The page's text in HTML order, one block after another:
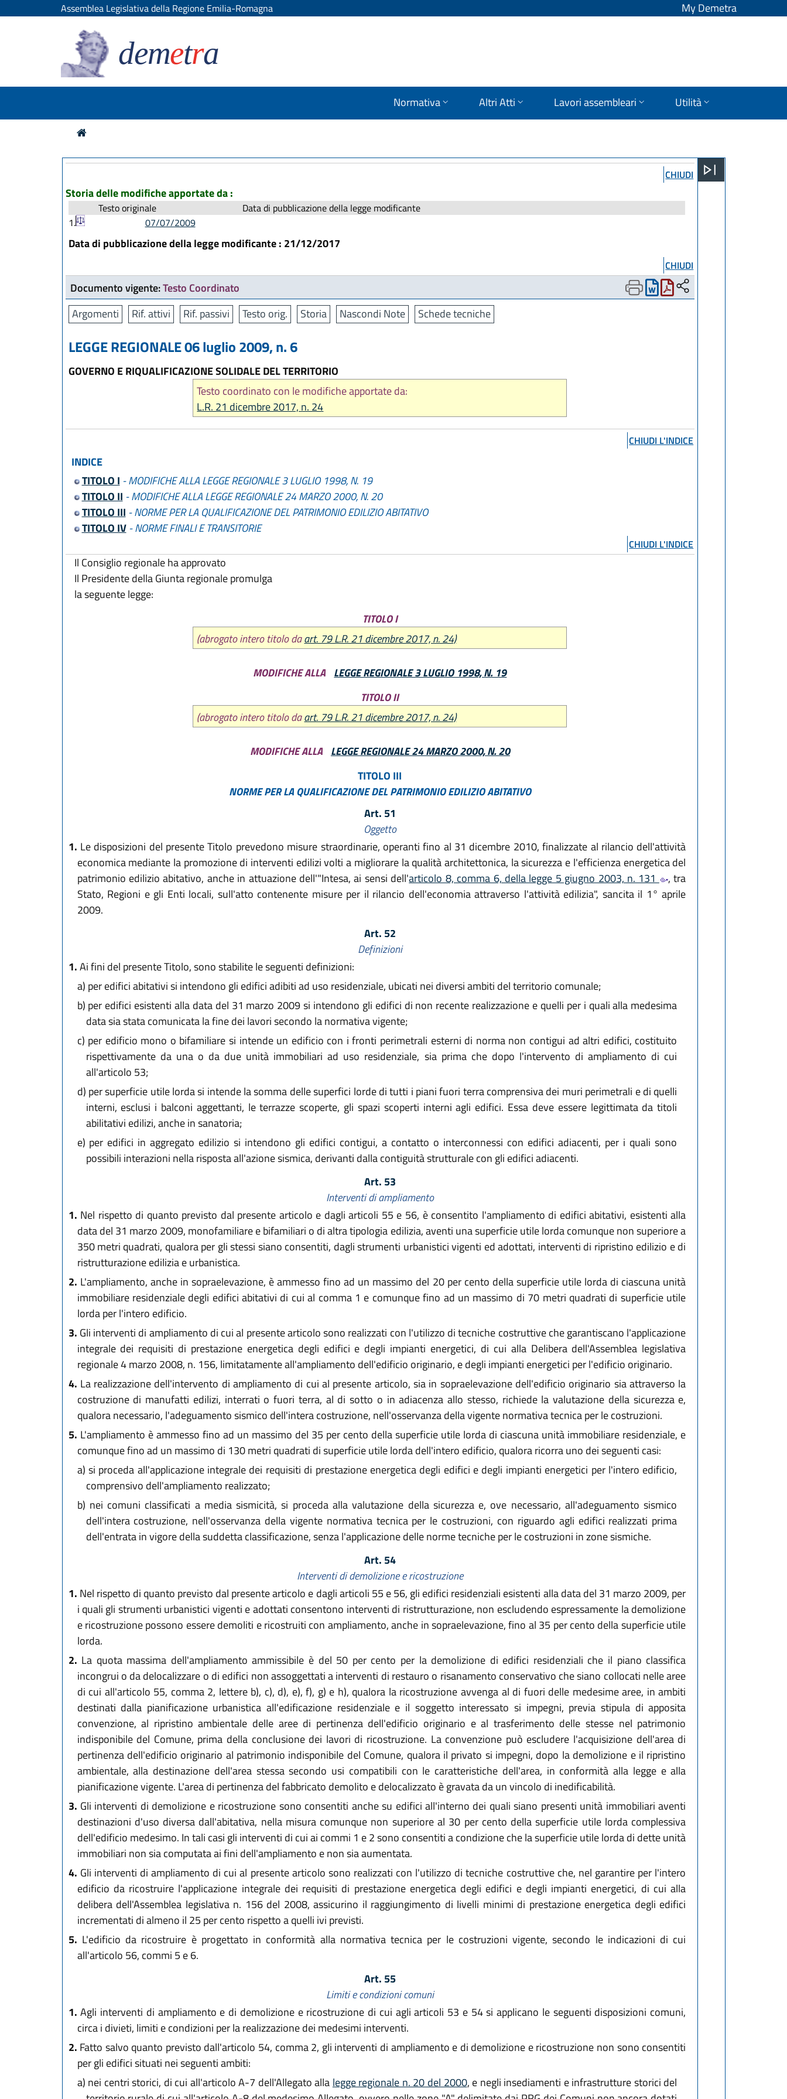
Assemblea Legislativa della Regione Emilia-Romagna My Demetra
demetra
Normativa Altri Atti Lavori assembleari Utilità
CHIUDI
Storia delle modifiche apportate da :
Testo originale
Data di pubblicazione della legge modificante
1.
07/07/2009
Data di pubblicazione della legge modificante : 21/12/2017
CHIUDI
Documento vigente:Testo Coordinato
Argomenti
Rif. attivi Rif. passivi Testo orig. Storia Nascondi Note Schede tecniche
LEGGE REGIONALE 06 luglio 2009, n. 6
GOVERNO E RIQUALIFICAZIONE SOLIDALE DEL TERRITORIO
Testo coordinato con le modifiche apportate da:
L.R. 21 dicembre 2017, n. 24
CHIUDI L'INDICE
INDICE
TITOLO I - MODIFICHE ALLA LEGGE REGIONALE 3 LUGLIO 1998, N. 19
TITOLO II - MODIFICHE ALLA LEGGE REGIONALE 24 MARZO 2000, N. 20
TITOLO III - NORME PER LA QUALIFICAZIONE DEL PATRIMONIO EDILIZIO ABITATIVO
TITOLO IV- NORME FINALI E TRANSITORIE
CHIUDI L'INDICE
Il Consiglio regionale ha approvato
Il Presidente della Giunta regionale promulga
la seguente legge:
TITOLO I
(abrogato intero titolo daart. 79 L.R. 21 dicembre 2017, n. 24)
MODIFICHE ALLA LEGGE REGIONALE 3 LUGLIO 1998, N. 19
TITOLO II
(abrogato intero titolo daart. 79 L.R. 21 dicembre 2017, n. 24)
MODIFICHE ALLA LEGGE REGIONALE 24 MARZO 2000, N. 20
TITOLO III
NORME PER LA QUALIFICAZIONE DEL PATRIMONIO EDILIZIO ABITATIVO
Art. 51
Oggetto
1. Le disposizioni del presente Titolo prevedono misure straordinarie, operanti fino al 31 dicembre 2010, finalizzate al rilancio dell'attività
economica mediante la promozione di interventi edilizi volti a migliorare la qualità architettonica, la sicurezza e l'efficienza energetica del
patrimonio edilizio abitativo, anche in attuazione dell'"Intesa, ai sensi dell'articolo 8, comma 6, della legge 5 giugno 2003, n. 131
, tra
Stato, Regioni e gli Enti locali, sull'atto contenente misure per il rilancio dell'economia attraverso l'attività edilizia", sancita il 1° aprile
2009.
Art. 52
Definizioni
1.Ai fini del presente Titolo, sono stabilite le seguenti definizioni:
a) per edifici abitativi si intendono gli edifici adibiti ad uso residenziale, ubicati nei diversi ambiti del territorio comunale;
b) per edifici esistenti alla data del 31 marzo 2009 si intendono gli edifici di non recente realizzazione e quelli per i quali alla medesima
data sia stata comunicata la fine dei lavori secondo la normativa vigente;
c) per edificio mono o bifamiliare si intende un edificio con i fronti perimetrali esterni di norma non contigui ad altri edifici, costituito
rispettivamente da una o da due unità immobiliari ad uso residenziale, sia prima che dopo l'intervento di ampliamento di cui
all'articolo 53;
d) per superficie utile lorda si intende la somma delle superfici lorde di tutti i piani fuori terra comprensiva dei muri perimetrali e di quelli
interni, esclusi i balconi aggettanti, le terrazze scoperte, gli spazi scoperti interni agli edifici. Essa deve essere legittimata da titoli
abilitativi edilizi, anche in sanatoria;
e) per edifici in aggregato edilizio si intendono gli edifici contigui, a contatto o interconnessi con edifici adiacenti, per i quali sono
possibili interazioni nella risposta all'azione sismica, derivanti dalla contiguità strutturale con gli edifici adiacenti.
Art. 53
Interventi di ampliamento
1. Nel rispetto di quanto previsto dal presente articolo e dagli articoli 55 e 56, è consentito l'ampliamento di edifici abitativi, esistenti alla
data del 31 marzo 2009, monofamiliare e bifamiliari o di altra tipologia edilizia, aventi una superficie utile lorda comunque non superiore a
350 metri quadrati, qualora per gli stessi siano consentiti, dagli strumenti urbanistici vigenti ed adottati, interventi di ripristino edilizio e di
ristrutturazione edilizia e urbanistica.
2. L'ampliamento, anche in sopraelevazione, è ammesso fino ad un massimo del 20 per cento della superficie utile lorda di ciascuna unità
immobiliare residenziale degli edifici abitativi di cui al comma 1 e comunque fino ad un massimo di 70 metri quadrati di superficie utile
lorda per l'intero edificio.
3. Gli interventi di ampliamento di cui al presente articolo sono realizzati con l'utilizzo di tecniche costruttive che garantiscano l'applicazione
integrale dei requisiti di prestazione energetica degli edifici e degli impianti energetici, di cui alla Delibera dell'Assemblea legislativa
regionale 4 marzo 2008, n. 156, limitatamente all'ampliamento dell'edificio originario, e degli impianti energetici per l'edificio originario.
4. La realizzazione dell'intervento di ampliamento di cui al presente articolo, sia in sopraelevazione dell'edificio originario sia attraverso la
costruzione di manufatti edilizi, interrati o fuori terra, al di sotto o in adiacenza allo stesso, richiede la valutazione della sicurezza e,
qualora necessario, l'adeguamento sismico dell'intera costruzione, nell'osservanza della vigente normativa tecnica per le costruzioni.
5. L'ampliamento è ammesso fino ad un massimo del 35 per cento della superficie utile lorda di ciascuna unità immobiliare residenziale, e
comunque fino ad un massimo di 130 metri quadrati di superficie utile lorda dell'intero edificio, qualora ricorra uno dei seguenti casi:
a) si proceda all'applicazione integrale dei requisiti di prestazione energetica degli edifici e degli impianti energetici per l'intero edificio,
comprensivo dell'ampliamento realizzato;
b) nei comuni classificati a media sismicità, si proceda alla valutazione della sicurezza e, ove necessario, all'adeguamento sismico
dell'intera costruzione, nell'osservanza della vigente normativa tecnica per le costruzioni, con riguardo agli edifici realizzati prima
dell'entrata in vigore della suddetta classificazione, senza l'applicazione delle norme tecniche per le costruzioni in zone sismiche.
Art. 54
Interventi di demolizione e ricostruzione
1. Nel rispetto di quanto previsto dal presente articolo e dagli articoli 55 e 56, gli edifici residenziali esistenti alla data del 31 marzo 2009, per
i quali gli strumenti urbanistici vigenti e adottati consentono interventi di ristrutturazione, non escludendo espressamente la demolizione
e ricostruzione possono essere demoliti e ricostruiti con ampliamento, anche in sopraelevazione, fino al 35 per cento della superficie utile
lorda.
2. La quota massima dell'ampliamento ammissibile è del 50 per cento per la demolizione di edifici residenziali che il piano classifica
incongrui o da delocalizzare o di edifici non assoggettati a interventi di restauro o risanamento conservativo che siano collocati nelle aree
di cui all'articolo 55, comma 2, lettere b), c), d), e), f), g) e h), qualora la ricostruzione avvenga al di fuori delle medesime aree, in ambiti
destinati dalla pianificazione urbanistica all'edificazione residenziale e il soggetto interessato si impegni, previa stipula di apposita
convenzione, al ripristino ambientale delle aree di pertinenza dell'edificio originario e al trasferimento delle stesse nel patrimonio
indisponibile del Comune, prima della conclusione dei lavori di ricostruzione. La convenzione può escludere l'acquisizione dell'area di
pertinenza dell'edificio originario al patrimonio indisponibile del Comune, qualora il privato si impegni, dopo la demolizione e il ripristino
ambientale, alla destinazione dell'area stessa secondo usi compatibili con le caratteristiche dell'area, in conformità alla legge e alla
pianificazione vigente. L'area di pertinenza del fabbricato demolito e delocalizzato è gravata da un vincolo di inedificabilità.
3. Gli interventi di demolizione e ricostruzione sono consentiti anche su edifici all'interno dei quali siano presenti unità immobiliari aventi
destinazioni d'uso diversa dall'abitativa, nella misura comunque non superiore al 30 per cento della superficie utile lorda complessiva
dell'edificio medesimo. In tali casi gli interventi di cui ai commi 1 e 2 sono consentiti a condizione che la superficie utile lorda di dette unità
immobiliari non sia computata ai fini dell'ampliamento e non sia aumentata.
4. Gli interventi di ampliamento di cui al presente articolo sono realizzati con l'utilizzo di tecniche costruttive che, nel garantire per l'intero
edificio da ricostruire l'applicazione integrale dei requisiti di prestazione energetica degli edifici e degli impianti energetici, di cui alla
delibera dell'Assemblea legislativa n. 156 del 2008, assicurino il raggiungimento di livelli minimi di prestazione energetica degli edifici
incrementati di almeno il 25 per cento rispetto a quelli ivi previsti.
5. L'edificio da ricostruire è progettato in conformità alla normativa tecnica per le costruzioni vigente, secondo le indicazioni di cui
all'articolo 56, commi 5 e 6.
Art. 55
Limiti e condizioni comuni
1. Agli interventi di ampliamento e di demolizione e ricostruzione di cui agli articoli 53 e 54 si applicano le seguenti disposizioni comuni,
circa i divieti, limiti e condizioni per la realizzazione dei medesimi interventi.
2. Fatto salvo quanto previsto dall'articolo 54, comma 2, gli interventi di ampliamento e di demolizione e ricostruzione non sono consentiti
per gli edifici situati nei seguenti ambiti:
a) nei centri storici, di cui all'articolo A-7 dell'Allegato alla legge regionale n. 20 del 2000, e negli insediamenti e infrastrutture storici del